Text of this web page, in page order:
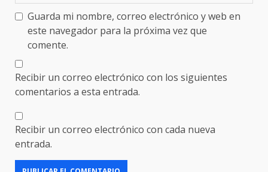
Guarda mi nombre, correo electrónico y web en
este navegador para la próxima vez que
comente.
Recibir un correo electrónico con los siguientes
comentarios a esta entrada.
Recibir un correo electrónico con cada nueva
entrada.